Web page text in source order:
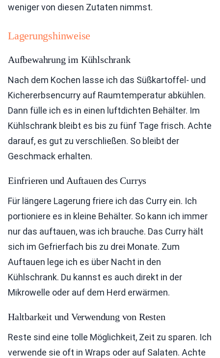
weniger von diesen Zutaten nimmst.
Lagerungshinweise
Aufbewahrung im Kühlschrank
Nach dem Kochen lasse ich das Süßkartoffel- und
Kichererbsencurry auf Raumtemperatur abkühlen.
Dann fülle ich es in einen luftdichten Behälter. Im
Kühlschrank bleibt es bis zu fünf Tage frisch. Achte
darauf, es gut zu verschließen. So bleibt der
Geschmack erhalten.
Einfrieren und Auftauen des Currys
Für längere Lagerung friere ich das Curry ein. Ich
portioniere es in kleine Behälter. So kann ich immer
nur das auftauen, was ich brauche. Das Curry hält
sich im Gefrierfach bis zu drei Monate. Zum
Auftauen lege ich es über Nacht in den
Kühlschrank. Du kannst es auch direkt in der
Mikrowelle oder auf dem Herd erwärmen.
Haltbarkeit und Verwendung von Resten
Reste sind eine tolle Möglichkeit, Zeit zu sparen. Ich
verwende sie oft in Wraps oder auf Salaten. Achte